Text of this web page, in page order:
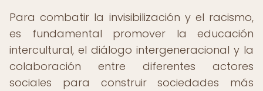
Para combatir la invisibilización y el racismo,
es fundamental promover la educación
intercultural, el diálogo intergeneracional y la
colaboración entre diferentes actores
sociales para construir sociedades más